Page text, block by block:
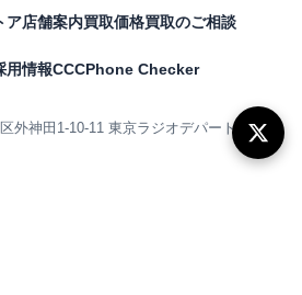
ア店舗案内買取価格買取のご相談
用情報CCCPhone Checker
外神田1-10-11 東京ラジオデパート